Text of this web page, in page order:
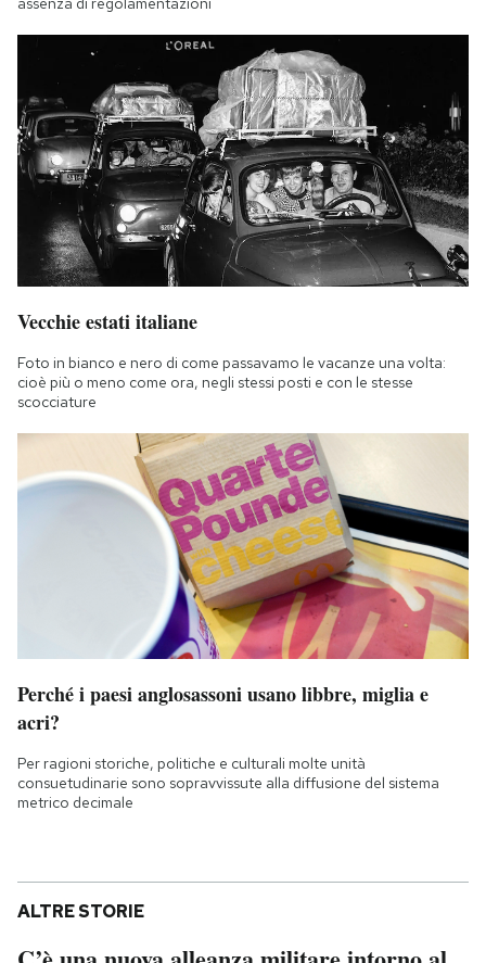
Vecchie estati italiane
Foto in bianco e nero di come passavamo le vacanze una volta:
cioè più o meno come ora, negli stessi posti e con le stesse
scocciature
Perché i paesi anglosassoni usano libbre, miglia e
acri?
Per ragioni storiche, politiche e culturali molte unità
consuetudinarie sono sopravvissute alla diffusione del sistema
metrico decimale
ALTRE STORIE